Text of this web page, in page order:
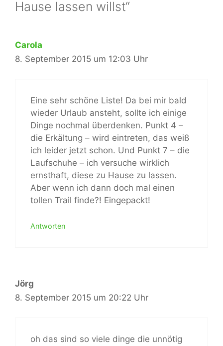
Hause lassen willst“
Carola
8. September 2015 um 12:03 Uhr
Eine sehr schöne Liste! Da bei mir bald
wieder Urlaub ansteht, sollte ich einige
Dinge nochmal überdenken. Punkt 4 –
die Erkältung – wird eintreten, das weiß
ich leider jetzt schon. Und Punkt 7 – die
Laufschuhe – ich versuche wirklich
ernsthaft, diese zu Hause zu lassen.
Aber wenn ich dann doch mal einen
tollen Trail finde?! Eingepackt!
Antworten
Jörg
8. September 2015 um 20:22 Uhr
oh das sind so viele dinge die unnötig